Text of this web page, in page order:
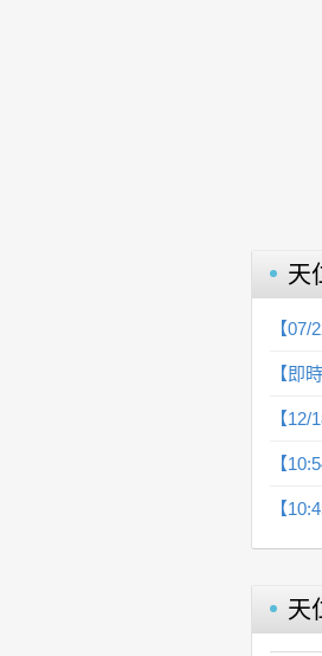
天
【
【即
【
【
【
天